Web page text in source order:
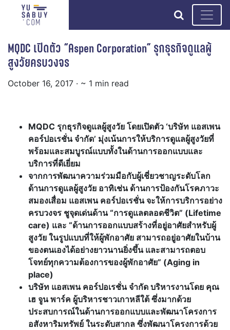
search
MQDC เปิดตัว “Aspen Corporation” รุกธุรกิจดูแลผู้
สูงวัยครบวงจร
October 16, 2017 · ~ 1 min read
MQDC รุกธุรกิจดูแลผู้สูงวัย โดยเปิดตัว ‘บริษัท แอสเพน
คอร์ปอเรชั่น จำกัด’ มุ่งเน้นการให้บริการดูแลผู้สูงวัยที่
พร้อมและสมบูรณ์แบบทั้งในด้านการออกแบบและ
บริการที่ดีเยี่ยม
จากการพัฒนาความร่วมมือกับผู้เชี่ยวชาญระดับโลก
ด้านการดูแลผู้สูงวัย อาทิเช่น ด้านการป้องกันโรคภาวะ
สมองเสื่อม แอสเพน คอร์ปอเรชั่น จะให้การบริการอย่าง
ครบวงจร ชูจุดเด่นด้าน“การดูแลตลอดชีวิต” (Lifetime
care) และ “ด้านการออกแบบสร้างที่อยู่อาศัยสำหรับผู้
สูงวัย ในรูปแบบที่ให้ผู้พักอาศัย สามารถอยู่อาศัยในบ้าน
ของตนเองได้อย่างยาวนานยิ่งขึ้น และสามารถตอบ
โจทย์ทุกความต้องการของผู้พักอาศัย” (Aging in
place)
บริษัท แอสเพน คอร์ปอเรชั่น จำกัด บริหารงานโดย คุณ
เฮ จูน พาร์ค ผู้บริหารชาวเกาหลีใต้ ซึ่งมากด้วย
ประสบการณ์ในด้านการออกแบบและพัฒนาโครงการ
อสังหาริมทรัพย์ ในระดับสากล ซึ่งพัฒนาโครงการด้วย